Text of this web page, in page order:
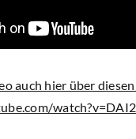
auch hier über